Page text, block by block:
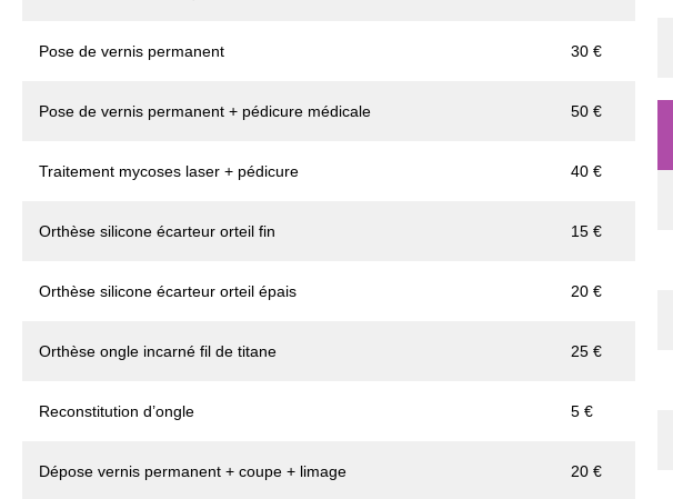
Pose de vernis permanent 30 €
Pose de vernis permanent + pédicure médicale 50 €
Traitement mycoses laser + pédicure 40 €
Orthèse silicone écarteur orteil fin 15 €
Orthèse silicone écarteur orteil épais 20 €
Orthèse ongle incarné fil de titane 25 €
Reconstitution d’ongle 5 €
Dépose vernis permanent + coupe + limage 20 €